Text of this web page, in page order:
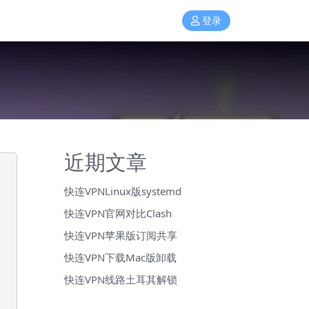
登录
近期文章
快连VPNLinux版systemd
快连VPN官网对比Clash
快连VPN苹果版订阅共享
快连VPN下载Mac版卸载
快连VPN线路土耳其解锁